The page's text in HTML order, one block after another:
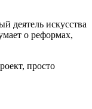
деятель искусства
о реформах,
просто